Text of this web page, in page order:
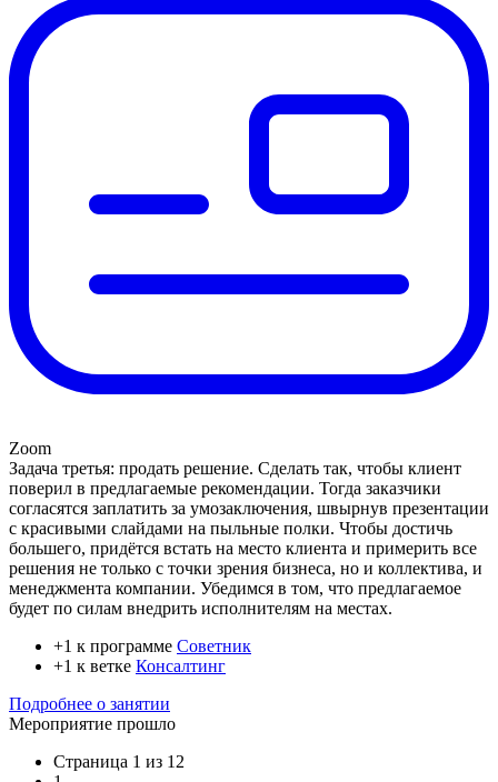
Zoom
Задача третья: продать решение. Сделать так, чтобы клиент
поверил в предлагаемые рекомендации. Тогда заказчики
согласятся заплатить за умозаключения, швырнув презентации
с красивыми слайдами на пыльные полки. Чтобы достичь
большего, придётся встать на место клиента и примерить все
решения не только с точки зрения бизнеса, но и коллектива, и
менеджмента компании. Убедимся в том, что предлагаемое
будет по силам внедрить исполнителям на местах.
+1 к программе Советник
+1 к ветке Консалтинг
Подробнее о занятии
Мероприятие прошло
Страница 1 из 12